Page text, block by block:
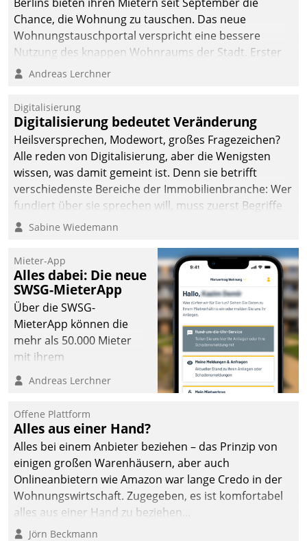
Chance, die Wohnung zu tauschen. Das neue
Wohnungstauschportal verspricht eine bessere
Nutzung des knappen Wohnraums der Stadt. Erster
Anwendungsfall für Datatrains Lösung API-Hub mit
Unternehmen.
Andreas Lerchner
Digitalisierung
Digitalisierung bedeutet Veränderung
Heilsversprechen, Modewort, großes Fragezeichen?
Alle reden von Digitalisierung, aber die Wenigsten
wissen, was damit gemeint ist. Denn sie betrifft
verschiedenste Bereiche der Immobilienbranche: Wer
fundiert über sie sprechen will, muss zuerst Begriffe
klären. Ein Aspekt ist die betriebliche Optimierung:
Einsparungen durch optimierte und automatisierte
Prozesse. Doch man darf nicht zu viel erwarten: Allein
mit der Einführung einer neuen Software ist es nicht
getan. Die Digitalisierung erfordert von Unternehmen
die Bereitschaft, sich zu überprüfen, zu hinterfragen
und zu verändern.
Sabine Wiedemann
Mieter-App
Alles dabei: Die neue
SWSG-MieterApp
Über die SWSG-
MieterApp können die
mehr als 50.000 Mieter
mit ihrem
Wohnungsunternehmen
kommunizieren, auf dem
einsehen und ändern
oder
Schadensmeldungen
abgeben – rund um die
Uhr.
Andreas Lerchner
Offene Plattform
Alles aus einer Hand?
Alles bei einem Anbieter beziehen – das Prinzip von
einigen großen Warenhäusern, aber auch
Onlineanbietern wie Amazon war lange Credo in der
Wohnungswirtschaft. Zugegeben, es ist komfortabel
alles aus einer Hand zu beziehen...
Jörn Beckmann